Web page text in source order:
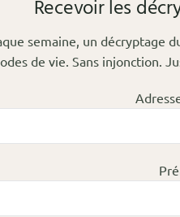
Recevoir les
semaine, un décryptage
de vie. Sans injonction.